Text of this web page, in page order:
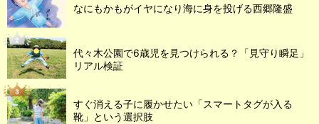
なにもかもがイヤになり海に身を投げる西郷隆盛
代々木公園で6歳児を見つけられる？「見守り瞬足」
リアル検証
すぐ消える子に履かせたい「スマートタグが入る
靴」という選択肢